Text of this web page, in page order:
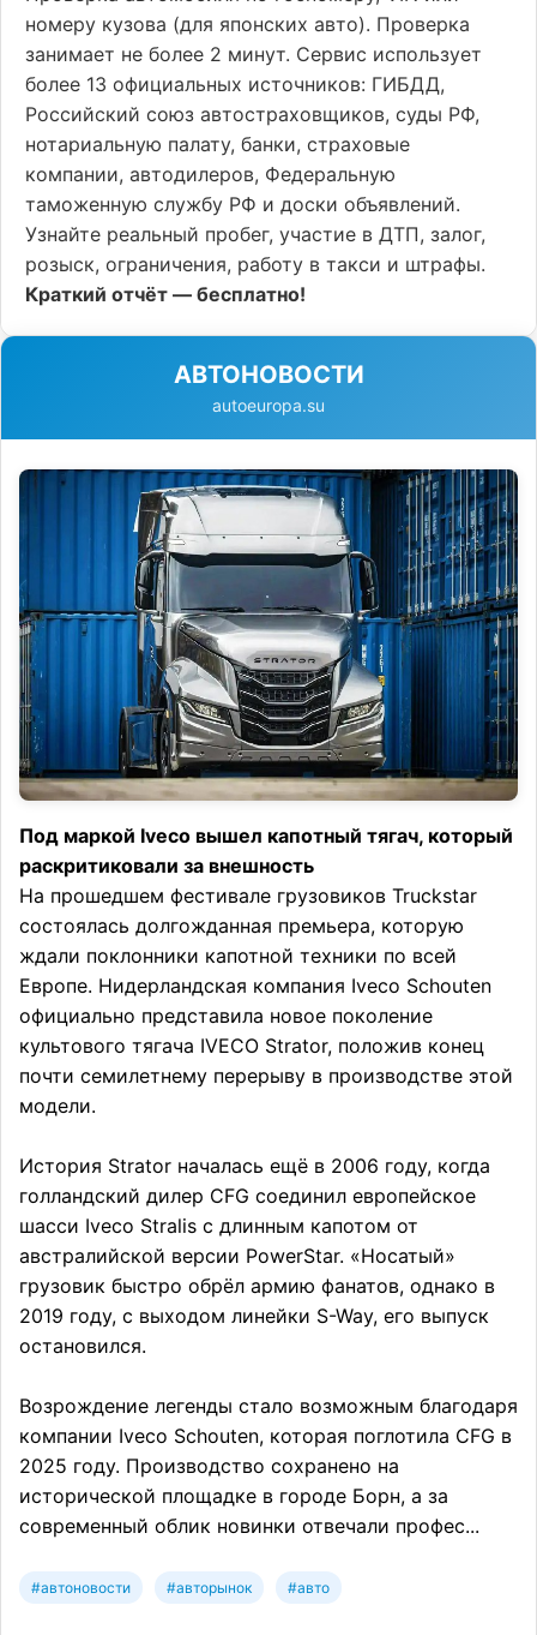
номеру кузова (для японских авто). Проверка
занимает не более 2 минут. Сервис использует
более 13 официальных источников: ГИБДД,
Российский союз автостраховщиков, суды РФ,
нотариальную палату, банки, страховые
компании, автодилеров, Федеральную
таможенную службу РФ и доски объявлений.
Узнайте реальный пробег, участие в ДТП, залог,
розыск, ограничения, работу в такси и штрафы.
Краткий отчёт — бесплатно!
АВТОНОВОСТИ
autoeuropa.su
Под маркой Iveco вышел капотный тягач, который
раскритиковали за внешность
На прошедшем фестивале грузовиков Truckstar
состоялась долгожданная премьера, которую
ждали поклонники капотной техники по всей
Европе. Нидерландская компания Iveco Schouten
официально представила новое поколение
культового тягача IVECO Strator, положив конец
почти семилетнему перерыву в производстве этой
модели.
История Strator началась ещё в 2006 году, когда
голландский дилер CFG соединил европейское
шасси Iveco Stralis с длинным капотом от
австралийской версии PowerStar. «Носатый»
грузовик быстро обрёл армию фанатов, однако в
2019 году, с выходом линейки S-Way, его выпуск
остановился.
Возрождение легенды стало возможным благодаря
компании Iveco Schouten, которая поглотила CFG в
2025 году. Производство сохранено на
исторической площадке в городе Борн, а за
современный облик новинки отвечали профес...
#автоновости #авторынок #авто